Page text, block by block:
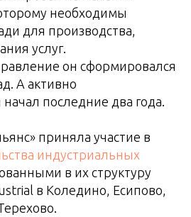
необходимы
для производства,
услуг.
он сформировался
А активно
последние два года.
приняла участие в
индустриальных
в их структуру
в Коледино, Есипово,